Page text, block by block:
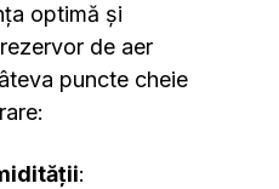
optimă și
de aer
puncte cheie
: